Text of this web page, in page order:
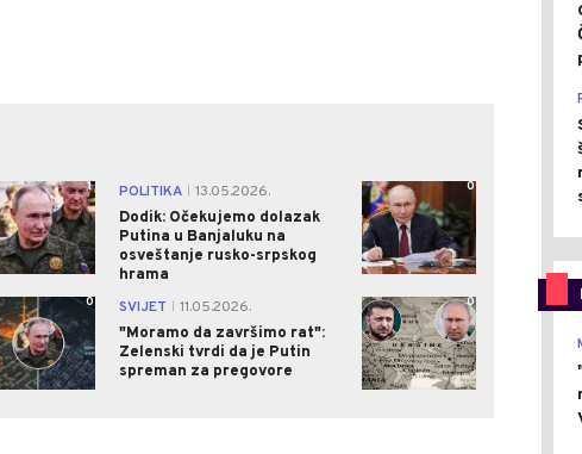
1 POLITIKA
13.05.2026.
Dodik: Očekujemo dolazak
Putina u Banjaluku na
osveštanje rusko-srpskog
hrama
0
0 SVIJET
11.05.2026.
"Moramo da završimo rat":
Zelenski tvrdi da je Putin
spreman za pregovore
0